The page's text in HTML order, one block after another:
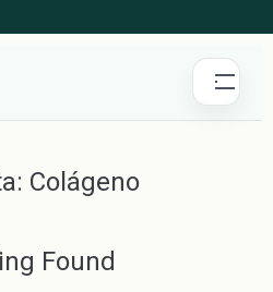
Colágeno
Found